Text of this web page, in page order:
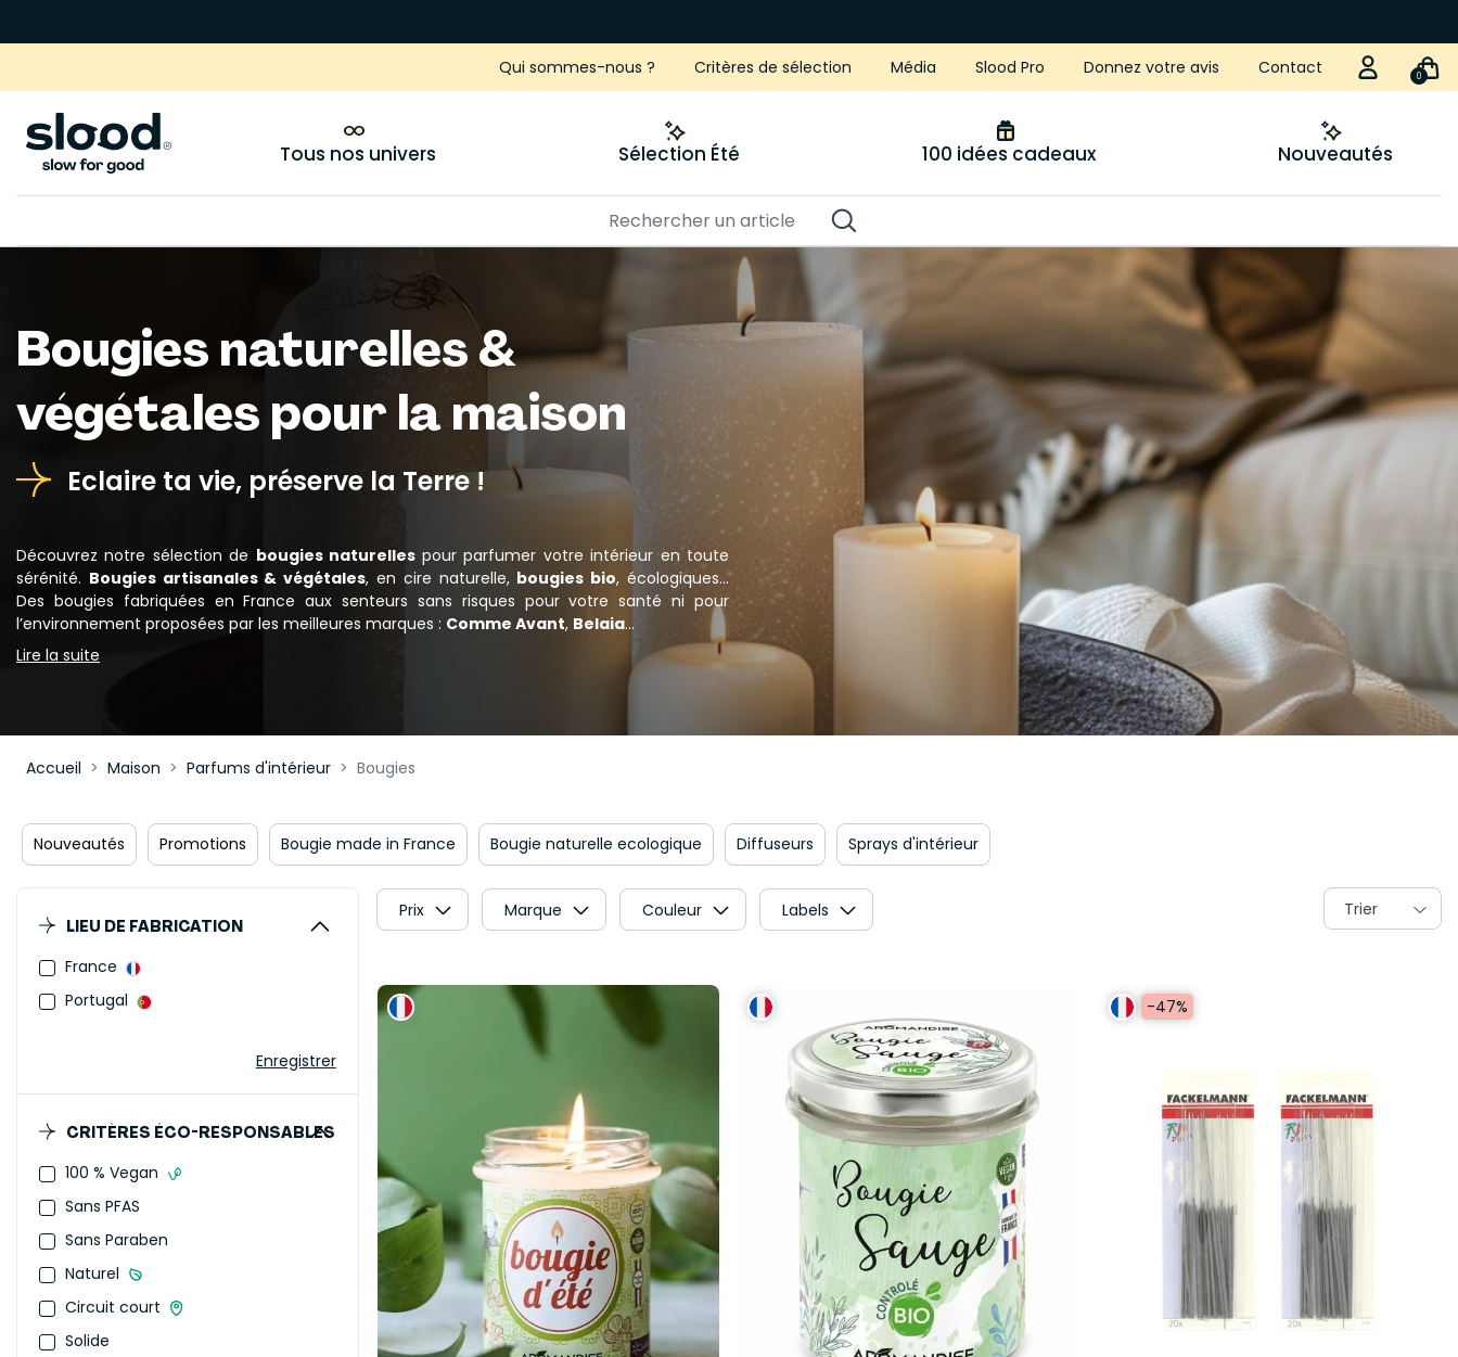
Qui sommes-nous ? Critères de sélection Média Slood Pro Donnez votre avis Contact 0
Tous nos univers Sélection Été 100 idées cadeaux Nouveautés
Bougies naturelles &
végétales pour la maison
Eclaire ta vie, préserve la Terre !
Découvrez notre sélection de bougies naturelles pour parfumer votre intérieur en toute
sérénité. Bougies artisanales & végétales, en cire naturelle, bougies bio, écologiques…
Des bougies fabriquées en France aux senteurs sans risques pour votre santé ni pour
l’environnement proposées par les meilleures marques : Comme Avant, Belaia…
Lire la suite
Accueil Maison Parfums d'intérieur Bougies
Nouveautés Promotions Bougie made in France Bougie naturelle ecologique Diffuseurs Sprays d'intérieur
LIEU DE FABRICATION
France
Portugal
Enregistrer
CRITÈRES ÉCO-RESPONSABLES
100 % Vegan
Sans PFAS
Sans Paraben
Naturel
Circuit court
Solide
Prix Marque Couleur Labels Trier
-47%